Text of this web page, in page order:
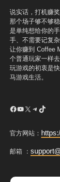
说实话，打机赚
那个场子够不够
是单纯想给你的
手、不需要记复
让你赚到 Coffee
个普通玩家一样
玩游戏的初衷是
马游戏生活。
Facebook
YouTube
X Telegram
TikTok
官方网站：
邮箱 ：